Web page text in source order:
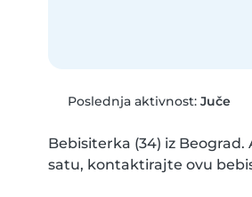
Poslednja aktivnost: Juče
Bebisiterka (34) iz
satu, kontaktirajte ovu